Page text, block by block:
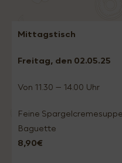
Mittagstisch
Freitag, den 02.05.25
Von 11.30 – 14.00 Uhr
Feine
Baguette
8,90€